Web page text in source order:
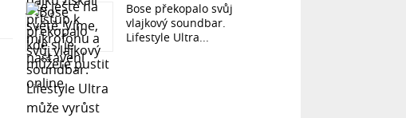
Bose překopalo svůj
vlajkový soundbar.
Lifestyle Ultra...